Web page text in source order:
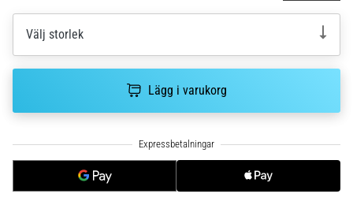
de
vanligaste
orsakerna
är
det…
Välj storlek
Lägg i varukorg